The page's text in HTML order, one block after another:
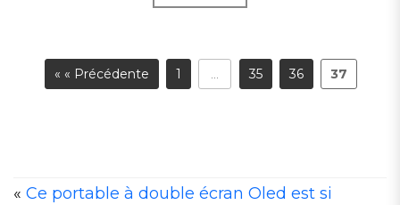
« « Précédente 1 35 36 37
« Ce portable à double écran Oled est si